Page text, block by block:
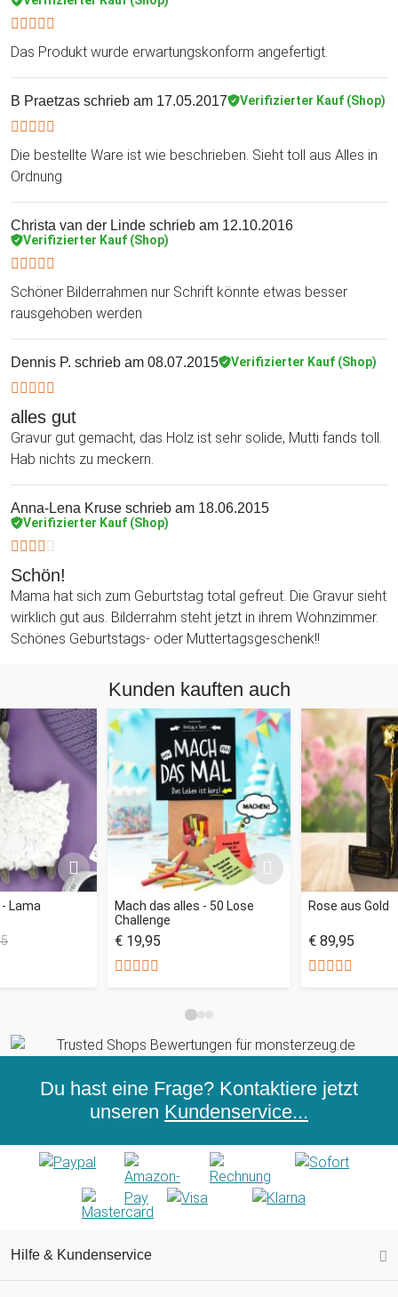
Das Produkt wurde erwartungskonform angefertigt.
B Praetzas schrieb am 17.05.2017 Verifizierter Kauf (Shop)
Die bestellte Ware ist wie beschrieben. Sieht toll aus Alles in
Ordnung
Christa van der Linde schrieb am 12.10.2016
Verifizierter Kauf (Shop)
Schöner Bilderrahmen nur Schrift könnte etwas besser
rausgehoben werden
Dennis P. schrieb am 08.07.2015 Verifizierter Kauf (Shop)
alles gut
Gravur gut gemacht, das Holz ist sehr solide, Mutti fands toll.
Hab nichts zu meckern.
Anna-Lena Kruse schrieb am 18.06.2015
Verifizierter Kauf (Shop)
Schön!
Mama hat sich zum Geburtstag total gefreut. Die Gravur sieht
wirklich gut aus. Bilderrahm steht jetzt in ihrem Wohnzimmer.
Schönes Geburtstags- oder Muttertagsgeschenk!!
Kunden kauften auch
Lama
Mach das alles - 50 Lose
Challenge
€ 19,95
Rose aus Gold
€ 89,95
Du hast eine Frage? Kontaktiere jetzt
unseren Kundenservice...
Hilfe & Kundenservice